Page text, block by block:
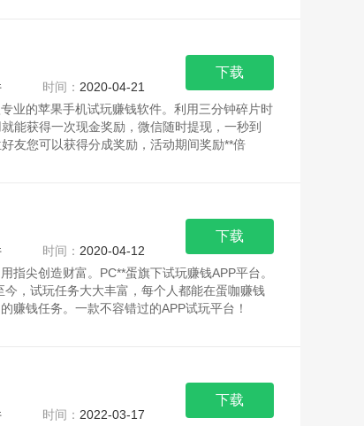
时间： 2020-04-21
业的苹果手机试玩赚钱软件。利用三分钟碎片时
能获得一次现金奖励，微信随时提现，一秒到
友您可以获得分成奖励，活动期间奖励**倍
下载
时间： 2020-04-12
指尖创造财富。PC**蛋旗下试玩赚钱APP平台。
今，试玩任务大大丰富，每个人都能在蛋咖赚钱
赚钱任务。一款不容错过的APP试玩平台！
下载
时间： 2022-03-17
下载